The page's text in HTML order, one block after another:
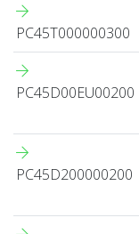
PC45T000000300
PC45D00EU00200
PC45D200000200